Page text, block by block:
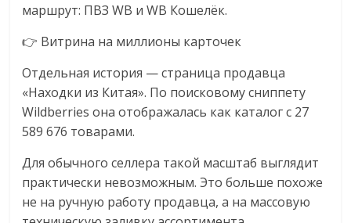
маршрут: ПВЗ WB и WB Кошелёк.
👉 Витрина на миллионы карточек
Отдельная история — страница продавца
«Находки из Китая». По поисковому сниппету
Wildberries она отображалась как каталог с 27
589 676 товарами.
Для обычного селлера такой масштаб выглядит
практически невозможным. Это больше похоже
не на ручную работу продавца, а на массовую